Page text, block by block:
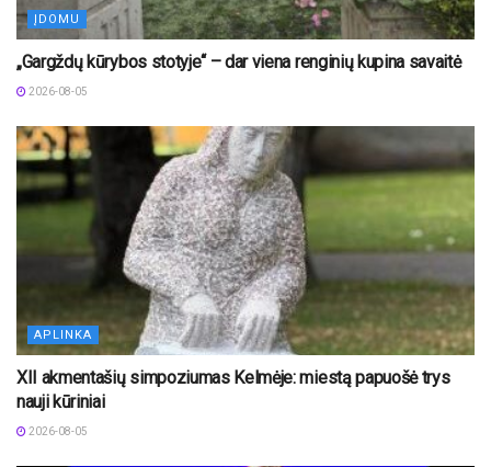
ĮDOMU
„Gargždų kūrybos stotyje“ – dar viena renginių kupina savaitė
2026-08-05
APLINKA
XII akmentašių simpoziumas Kelmėje: miestą papuošė trys
nauji kūriniai
2026-08-05